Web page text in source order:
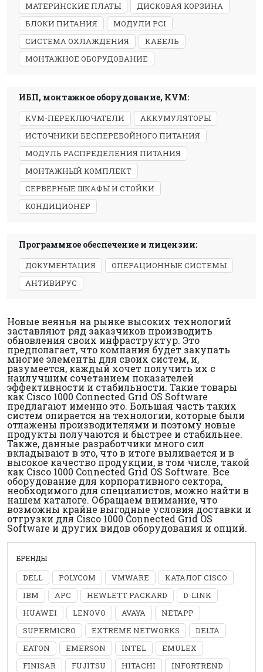
МАТЕРИНСКИЕ ПЛАТЫ
ДИСКОВАЯ КОРЗИНА
БЛОКИ ПИТАНИЯ
МОДУЛИ PCI
СИСТЕМА ОХЛАЖДЕНИЯ
КАБЕЛЬ
МОНТАЖНОЕ ОБОРУДОВАНИЕ
ИБП, монтажное оборудование, KVM:
KVM-ПЕРЕКЛЮЧАТЕЛИ
АККУМУЛЯТОРЫ
ИСТОЧНИКИ БЕСПЕРЕБОЙНОГО ПИТАНИЯ
МОДУЛЬ РАСПРЕДЕЛЕНИЯ ПИТАНИЯ
МОНТАЖНЫЙ КОМПЛЕКТ
СЕРВЕРНЫЕ ШКАФЫ И СТОЙКИ
КОНДИЦИОНЕР
Программное обеспечение и лицензии:
ДОКУМЕНТАЦИЯ
ОПЕРАЦИОННЫЕ СИСТЕМЫ
АНТИВИРУС
Новые веянья на рынке высоких технологий
заставляют ряд заказчиков производить
обновления своих инфраструктур. Это
предполагает, что компания будет закупать
многие элементы для своих систем, и,
разумеется, каждый хочет получить их с
наилучшим сочетанием показателей
эффективности и стабильности. Такие товары
как Cisco 1000 Connected Grid OS Software
предлагают именно это. Большая часть таких
систем опирается на технологии, которые были
отлажены производителями и поэтому новые
продукты получаются и быстрее и стабильнее.
Также, данные разработчики много сил
вкладывают в это, что в итоге выливается и в
высокое качество продукции, в том числе, такой
как Cisco 1000 Connected Grid OS Software. Все
оборудование для корпоративного сектора,
необходимого для специалистов, можно найти в
нашем каталоге. Обращаем внимание, что
возможны крайне выгодные условия доставки и
отгрузки для Cisco 1000 Connected Grid OS
Software и других видов оборудования и опций.
БРЕНДЫ
DELL POLYCOM VMWARE
КАТАЛОГ CISCO
IBM
APC HEWLETT PACKARD
D-LINK
HUAWEI
LENOVO AVAYA
NETAPP
SUPERMICRO
EXTREME NETWORKS
DELTA
EATON
EMERSON INTEL
EMULEX
FINISAR
FUJITSU HITACHI INFORTREND